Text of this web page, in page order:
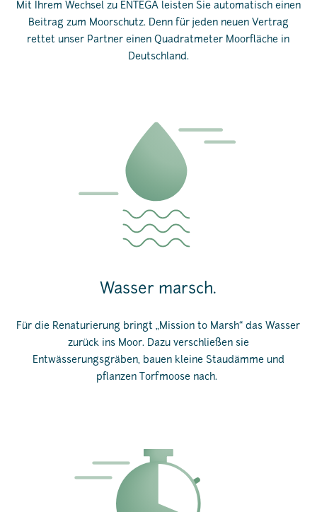
Mit Ihrem Wechsel zu ENTEGA leisten Sie automatisch einen
Beitrag zum Moorschutz. Denn für jeden neuen Vertrag
rettet unser Partner einen Quadratmeter Moorfläche in
Deutschland.
Wasser marsch.
Für die Renaturierung bringt „Mission to Marsh“ das Wasser
zurück ins Moor. Dazu verschließen sie
Entwässerungsgräben, bauen kleine Staudämme und
pflanzen Torfmoose nach.